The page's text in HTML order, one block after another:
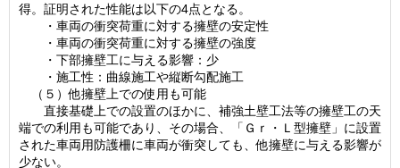
得。証明された性能は以下の4点となる。
・車両の衝突荷重に対する擁壁の安定性
・車両の衝突荷重に対する擁壁の強度
・下部擁壁工に与える影響：少
・施工性：曲線施工や縦断勾配施工
（５）他擁壁上での使用も可能
直接基礎上での設置のほかに、補強土壁工法等の擁壁工の天
端での利用も可能であり、その場合、「Ｇｒ・Ｌ型擁壁」に設置
された車両用防護柵に車両が衝突しても、他擁壁に与える影響が
少ない。